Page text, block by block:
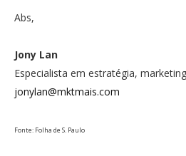
Abs,
Jony Lan
Especialista em estratégia,
jonylan@mktmais.com
Fonte: Folha de S. Paulo